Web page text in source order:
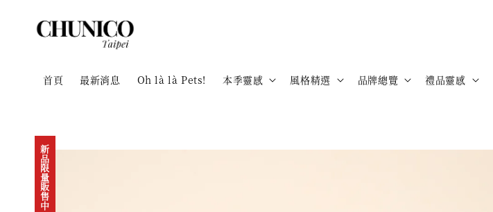
首頁 最新消息 Oh là là Pets! 本季靈感 風格精選 品牌總覽 禮品靈感
新品限量販售中